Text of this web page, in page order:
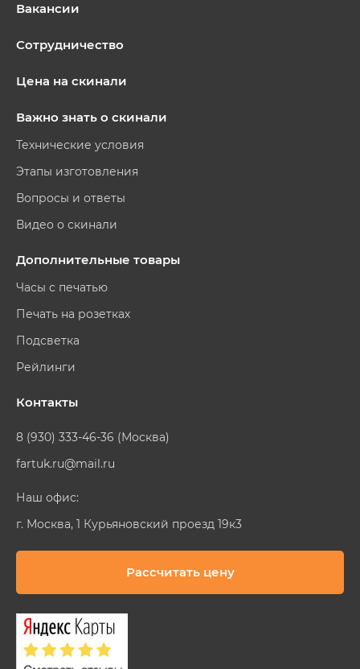
Вакансии
Сотрудничество
Цена на скинали
Важно знать о скинали
Технические условия
Этапы изготовления
Вопросы и ответы
Видео о скинали
Дополнительные товары
Часы с печатью
Печать на розетках
Подсветка
Рейлинги
Контакты
8 (930) 333-46-36 (Москва)
fartuk.ru@mail.ru
Наш офис:
г. Москва, 1 Курьяновский проезд 19к3
Рассчитать цену